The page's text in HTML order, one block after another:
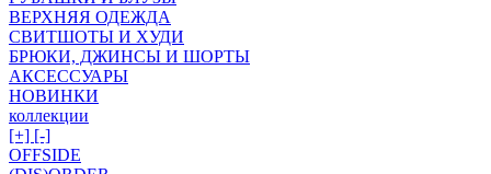
ВЕРХНЯЯ ОДЕЖДА
СВИТШОТЫ И ХУДИ
БРЮКИ, ДЖИНСЫ И ШОРТЫ
АКСЕССУАРЫ
НОВИНКИ
коллекции
[+] [-]
OFFSIDE